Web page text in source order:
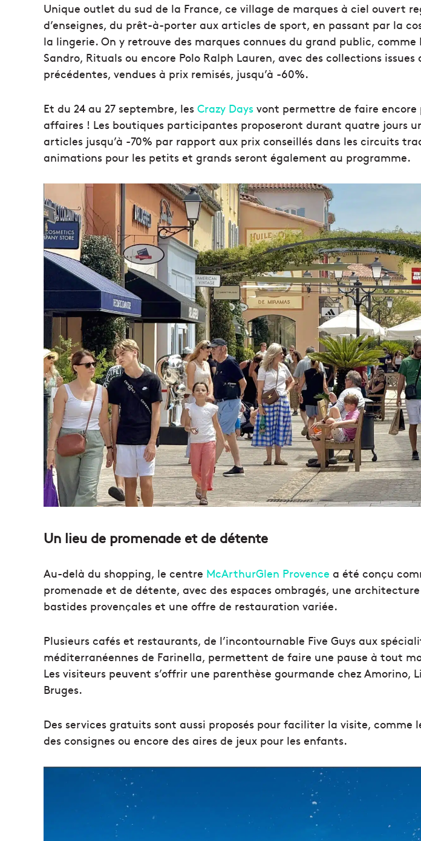
Unique outlet du sud de la France, ce village de marques à ciel ouvert
d’enseignes, du prêt-à-porter aux articles de sport, en passant par la
la lingerie. On y retrouve des marques connues du grand public, comme
Sandro, Rituals ou encore Polo Ralph Lauren, avec des collections issues
précédentes, vendues à prix remisés, jusqu’à -60%.
Et du 24 au 27 septembre, les Crazy Days vont permettre de faire encore
affaires ! Les boutiques participantes proposeront durant quatre jours
articles jusqu’à -70% par rapport aux prix conseillés dans les circuits
animations pour les petits et grands seront également au programme.
Un lieu de promenade et de détente
Au-delà du shopping, le centre McArthurGlen Provence a été conçu
promenade et de détente, avec des espaces ombragés, une
bastides provençales et une offre de restauration variée.
Plusieurs cafés et restaurants, de l’incontournable Five Guys aux
méditerranéennes de Farinella, permettent de faire une pause à tout
Les visiteurs peuvent s’offrir une parenthèse gourmande chez Amorino,
Bruges.
Des services gratuits sont aussi proposés pour faciliter la visite, comme
des consignes ou encore des aires de jeux pour les enfants.